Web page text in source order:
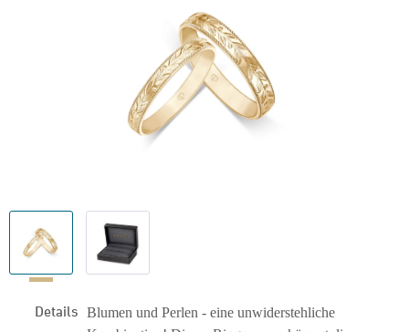
Details Blumen und Perlen - eine unwiderstehliche